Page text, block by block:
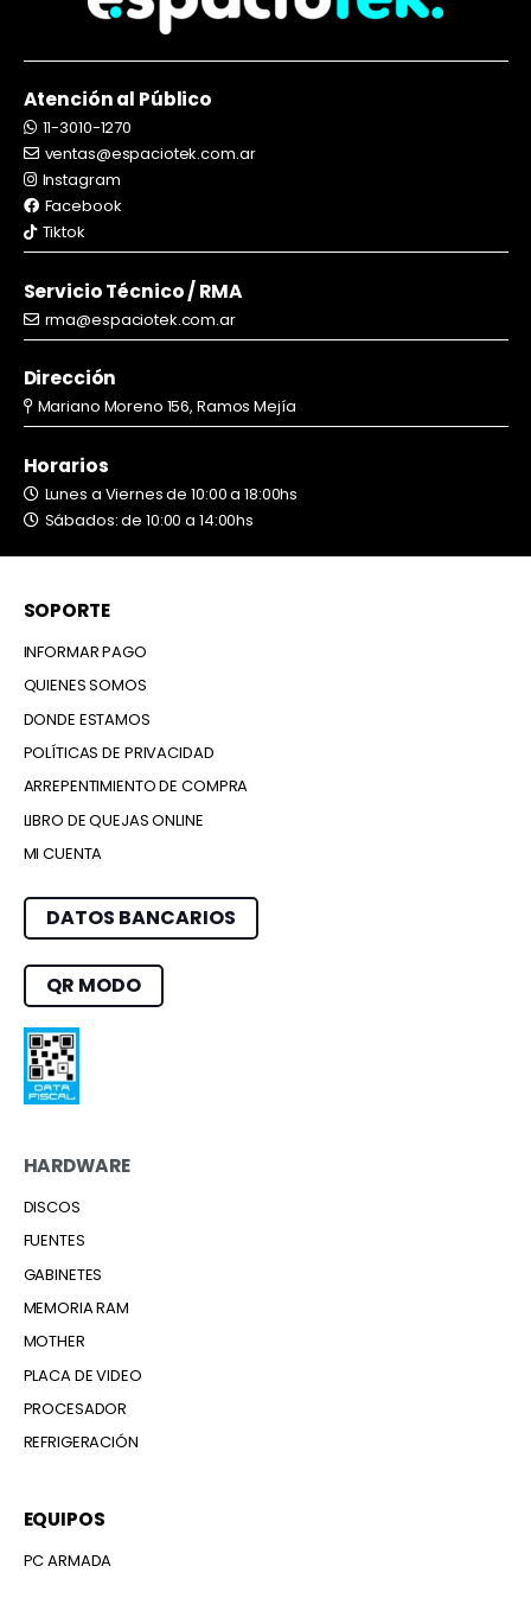
Atención al Público
11-3010-1270
ventas@espaciotek.com.ar
Instagram
Facebook
Tiktok
Servicio Técnico / RMA
rma@espaciotek.com.ar
Dirección
Mariano Moreno 156, Ramos Mejía
Horarios
Lunes a Viernes de 10:00 a 18:00hs
Sábados: de 10:00 a 14:00hs
SOPORTE
INFORMAR PAGO
QUIENES SOMOS
DONDE ESTAMOS
POLÍTICAS DE PRIVACIDAD
ARREPENTIMIENTO DE COMPRA
LIBRO DE QUEJAS ONLINE
MI CUENTA
DATOS BANCARIOS
QR MODO
HARDWARE
DISCOS
FUENTES
GABINETES
MEMORIA RAM
MOTHER
PLACA DE VIDEO
PROCESADOR
REFRIGERACIÓN
EQUIPOS
PC ARMADA